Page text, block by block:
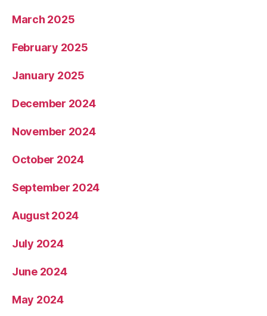
March 2025
February 2025
January 2025
December 2024
November 2024
October 2024
September 2024
August 2024
July 2024
June 2024
May 2024